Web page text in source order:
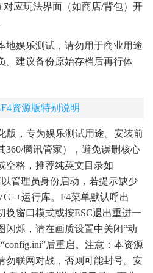
应玩法界面（如商店/背包）开
地娱乐测试，请勿用于商业用途
。建议备份原始存档后再行体
资源版特别说明
版，专为娱乐测试用途。安装前
360/腾讯管家），避免误删核心
空格，推荐纯英文目录如
管理员身份启动，若提示缺少
运行库。F4菜单默认呼出
换窗口模式或按ESC退出重进一
闪烁，请在画质设置中关闭“动
后重启。注意：本资源
勿联网对战，否则可能封号。安